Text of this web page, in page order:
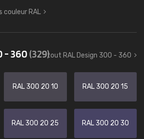
couleur RAL
- 360(329)tout RAL Design 300 - 360
RAL 300 20 10 RAL 300 20 15
RAL 300 20 25 RAL 300 20 30